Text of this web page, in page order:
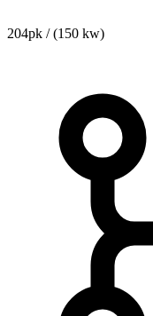
204pk / (150 kw)